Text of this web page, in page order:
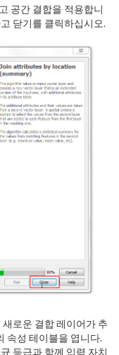
공간 결합을 적용합니
닫기를 클릭하십시오.
로운 결합 레이어가 추
속성 테이블을 엽니다.
등급과 함께 입력 자치